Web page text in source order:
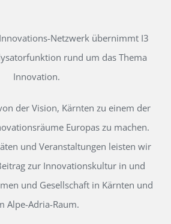
Netzwerk übernimmt I3
rund um das Thema
Innovation.
der Vision, Kärnten zu einem der
Europas zu machen.
und Veranstaltungen leisten wir
zur Innovationskultur in und
und Gesellschaft in Kärnten und
Alpe-Adria-Raum.